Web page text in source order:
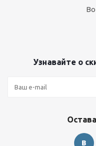
Узнавайте о